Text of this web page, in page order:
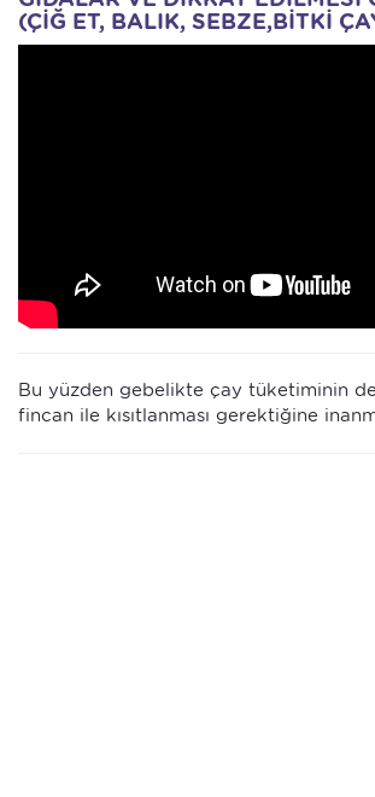
(ÇİĞ ET, BALIK, SEBZE,BİTKİ
Bu yüzden gebelikte çay tüketiminin
fincan ile kısıtlanması gerektiğine